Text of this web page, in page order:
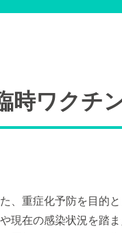
時ワクチ
、重症化予防を目的
現在の感染状況を踏